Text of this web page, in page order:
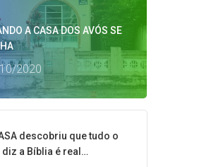
A CASA DOS AVÓS SE
2020
descobriu que tudo o
diz a Bíblia é real…